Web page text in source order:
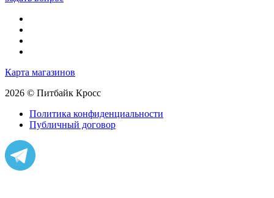
Карта магазинов
2026 © Питбайк Кросс
Политика конфиденциальности
Публичный договор